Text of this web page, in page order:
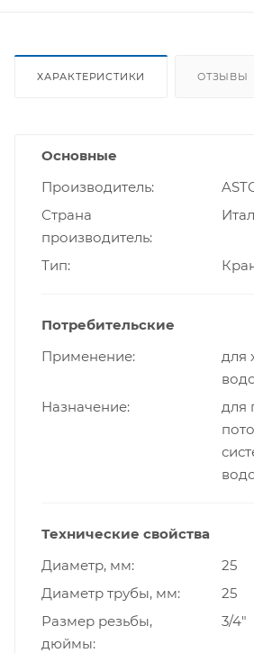
ХАРАКТЕРИСТИКИ ОТЗЫВЫ
Основные
Производитель
Страна
производитель
Тип
Потребительские
Применение
для
Назначение
для
Технические свойства
Диаметр, мм
25
Диаметр трубы, мм
25
Размер резьбы,
дюймы
3/4"